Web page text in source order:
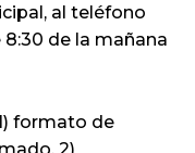
al teléfono
8:30 de la mañana
formato de
2)